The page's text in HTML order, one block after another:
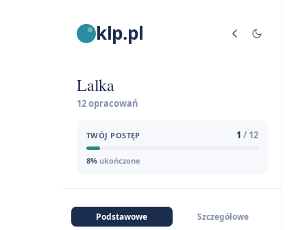
klp.pl
Lalka
12 opracowań
TWÓJ POSTĘP 1 / 12
8% ukończone
Podstawowe Szczegółowe